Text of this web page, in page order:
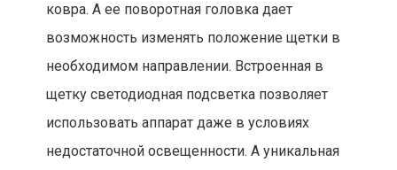
ковра. А ее поворотная головка дает
возможность изменять положение щетки в
необходимом направлении. Встроенная в
щетку светодиодная подсветка позволяет
использовать аппарат даже в условиях
недостаточной освещенности. А уникальная